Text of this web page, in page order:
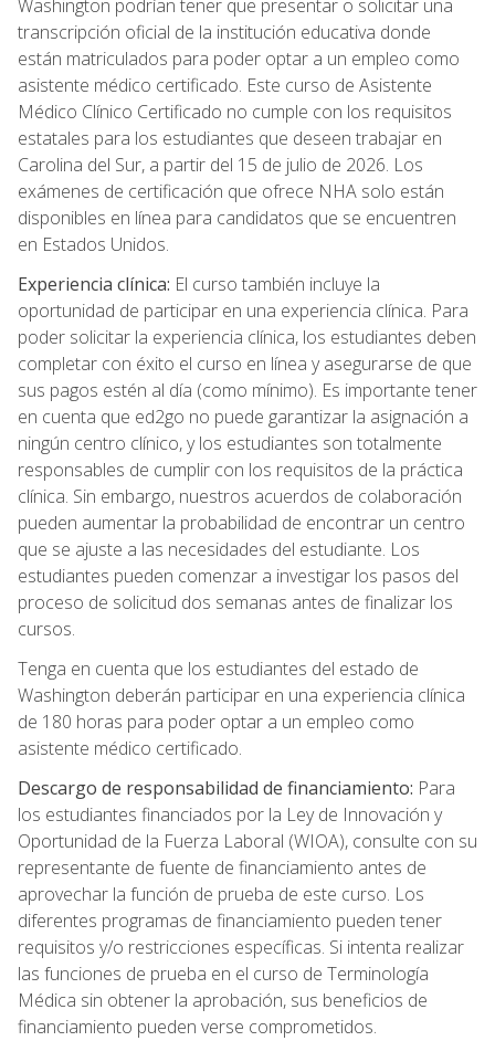
Washington podrían tener que presentar o solicitar una
transcripción oficial de la institución educativa donde
están matriculados para poder optar a un empleo como
asistente médico certificado. Este curso de Asistente
Médico Clínico Certificado no cumple con los requisitos
estatales para los estudiantes que deseen trabajar en
Carolina del Sur, a partir del 15 de julio de 2026. Los
exámenes de certificación que ofrece NHA solo están
disponibles en línea para candidatos que se encuentren
en Estados Unidos.
Experiencia clínica: El curso también incluye la
oportunidad de participar en una experiencia clínica. Para
poder solicitar la experiencia clínica, los estudiantes deben
completar con éxito el curso en línea y asegurarse de que
sus pagos estén al día (como mínimo). Es importante tener
en cuenta que ed2go no puede garantizar la asignación a
ningún centro clínico, y los estudiantes son totalmente
responsables de cumplir con los requisitos de la práctica
clínica. Sin embargo, nuestros acuerdos de colaboración
pueden aumentar la probabilidad de encontrar un centro
que se ajuste a las necesidades del estudiante. Los
estudiantes pueden comenzar a investigar los pasos del
proceso de solicitud dos semanas antes de finalizar los
cursos.
Tenga en cuenta que los estudiantes del estado de
Washington deberán participar en una experiencia clínica
de 180 horas para poder optar a un empleo como
asistente médico certificado.
Descargo de responsabilidad de financiamiento: Para
los estudiantes financiados por la Ley de Innovación y
Oportunidad de la Fuerza Laboral (WIOA), consulte con su
representante de fuente de financiamiento antes de
aprovechar la función de prueba de este curso. Los
diferentes programas de financiamiento pueden tener
requisitos y/o restricciones específicas. Si intenta realizar
las funciones de prueba en el curso de Terminología
Médica sin obtener la aprobación, sus beneficios de
financiamiento pueden verse comprometidos.